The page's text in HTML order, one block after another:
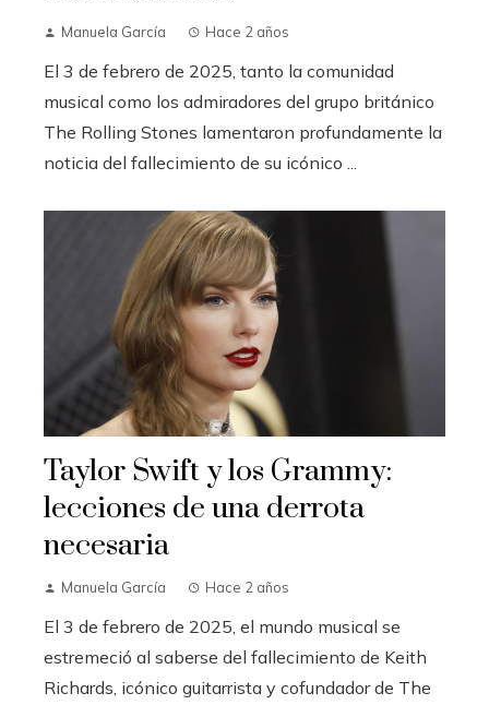
Manuela García Hace 2 años
El 3 de febrero de 2025, tanto la comunidad
musical como los admiradores del grupo británico
The Rolling Stones lamentaron profundamente la
noticia del fallecimiento de su icónico ...
Taylor Swift y los Grammy:
lecciones de una derrota
necesaria
Manuela García Hace 2 años
El 3 de febrero de 2025, el mundo musical se
estremeció al saberse del fallecimiento de Keith
Richards, icónico guitarrista y cofundador de The